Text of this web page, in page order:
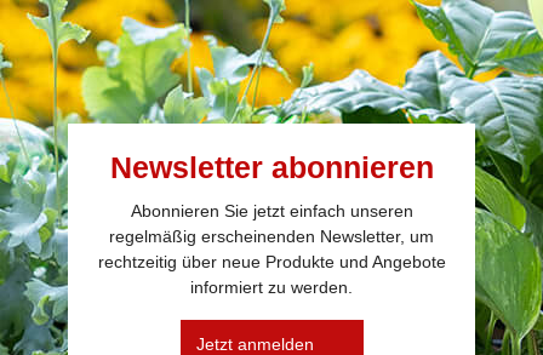
Newsletter abonnieren
Abonnieren Sie jetzt einfach unseren
regelmäßig erscheinenden Newsletter, um
rechtzeitig über neue Produkte und Angebote
informiert zu werden.
Jetzt anmelden